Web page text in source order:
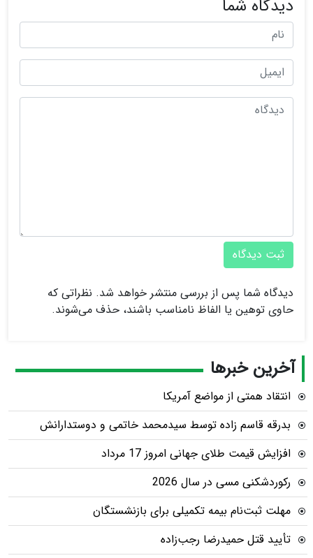
دیدگاه شما
ثبت دیدگاه
دیدگاه شما پس از بررسی منتشر خواهد شد. نظراتی که
حاوی توهین یا الفاظ نامناسب باشند، حذف می‌شوند.
آخرین خبرها
انتقاد همتی از مواضع آمریکا
بدرقه قاسم زاده توسط سیدمحمد خاتمی و دوستدارانش
افزایش قیمت طلای جهانی امروز 17 مرداد
رکوردشکنی مسی در سال 2026
مهلت ثبت‌نام بیمه تکمیلی برای بازنشستگان
تأیید قتل حمیدرضا رجب‌زاده